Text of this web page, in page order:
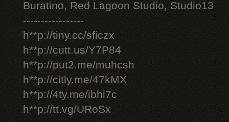
Buratino, Red Lagoon Studio, Studio13
-----------------
h**p://tiny.cc/sficzx
h**p://cutt.us/Y7P84
h**p://put2.me/muhcsh
h**p://citly.me/47kMX
h**p://4ty.me/ibhi7c
h**p://tt.vg/URoSx